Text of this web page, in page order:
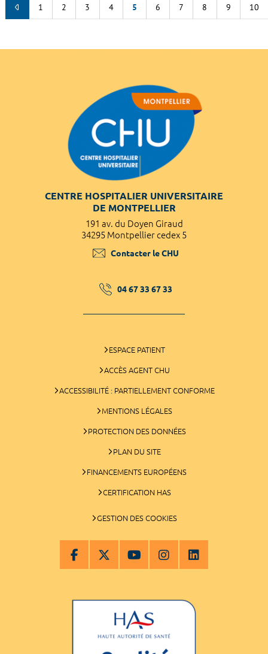
1 2 3 4 5 6 7 8 9 10
CENTRE HOSPITALIER UNIVERSITAIRE
DE MONTPELLIER
191 av. du Doyen Giraud
34295 Montpellier cedex 5
Contacter le CHU
04 67 33 67 33
ESPACE PATIENT
ACCÈS AGENT CHU
ACCESSIBILITÉ : PARTIELLEMENT CONFORME
MENTIONS LÉGALES
PROTECTION DES DONNÉES
PLAN DU SITE
FINANCEMENTS EUROPÉENS
CERTIFICATION HAS
GESTION DES COOKIES